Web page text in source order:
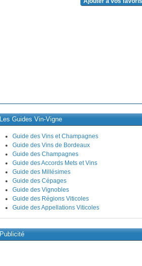
Les Guides Vin-Vigne
Guide des Vins et Champagnes
Guide des Vins de Bordeaux
Guide des Champagnes
Guide des Accords Mets et Vins
Guide des Millésimes
Guide des Cépages
Guide des Vignobles
Guide des Régions Viticoles
Guide des Appellations Viticoles
Publicité